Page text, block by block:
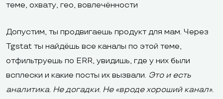
теме, охвату, гео, вовлечённости
Допустим, ты продвигаешь продукт для мам. Через
Tgstat ты найдёшь все каналы по этой теме,
отфильтруешь по ERR, увидишь, где у них были
всплески и какие посты их вызвали. Это и есть
аналитика. Не догадки. Не «вроде хороший канал».